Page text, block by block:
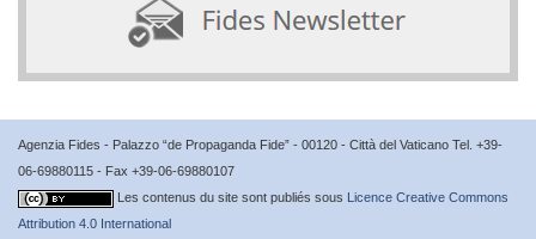
Agenzia Fides - Palazzo “de Propaganda Fide” - 00120 - Città del Vaticano Tel. +39-
06-69880115 - Fax +39-06-69880107
Les contenus du site sont publiés sous Licence Creative Commons
Attribution 4.0 International